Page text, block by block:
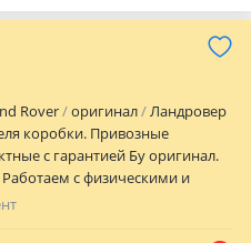
Rover оригинал
Ландровер
коробки. Привозные
с гарантией Бу оригинал.
с физическими и
лицами. Гарантия есть.